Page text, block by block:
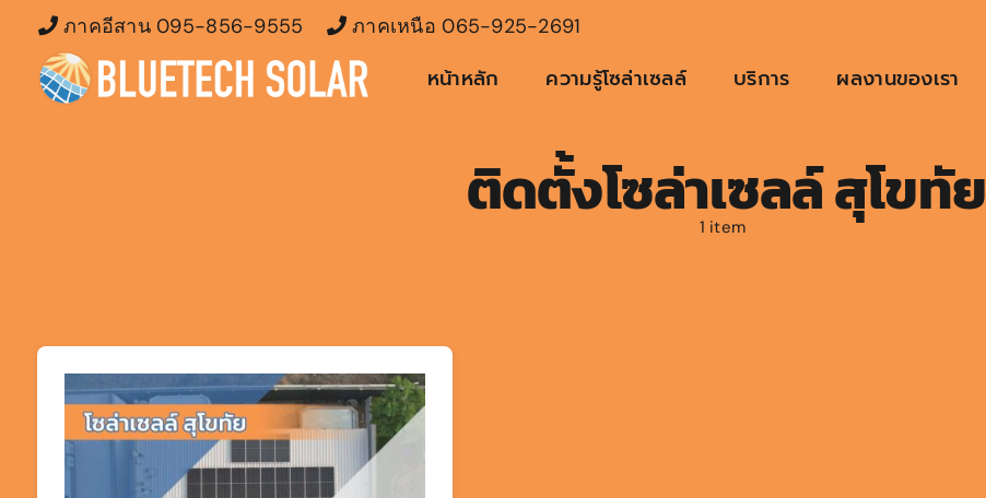
content
ภาคอีสาน095-856-9555 ภาคเหนือ065-925-2691
หน้าหลัก ความรู้โซล่าเซลล์ บริการ ผลงานของเรา
ติดตั้งโซล่าเซลล์ สุโขทัย
1 item